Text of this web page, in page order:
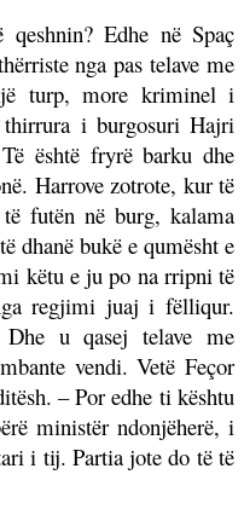
Edhe në Spaç
nga pas telave me
turp, more kriminel i
i burgosuri Hajri
është fryrë barku dhe
Harrove zotrote, kur të
futën në burg, kalama
dhanë bukë e qumësht e
këtu e ju po na rripni të
regjimi juaj i fëlliqur.
u qasej telave me
vendi. Vetë Feçor
– Por edhe ti kështu
ministër ndonjëherë, i
i tij. Partia jote do të të